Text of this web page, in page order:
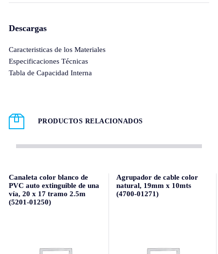
Descargas
Caracteristicas de los Materiales
Especificaciones Técnicas
Tabla de Capacidad Interna
PRODUCTOS RELACIONADOS
Canaleta color blanco de
PVC auto extinguible de una
vía, 20 x 17 tramo 2.5m
(5201-01250)
Agrupador de cable color
natural, 19mm x 10mts
(4700-01271)